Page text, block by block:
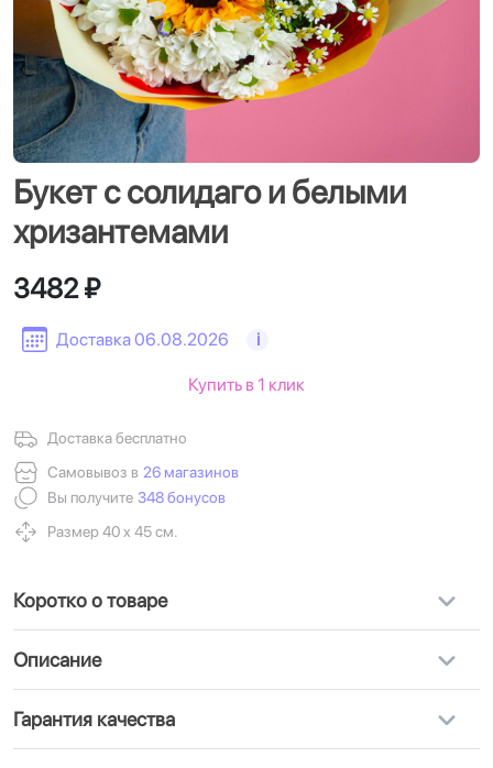
Букет с солидаго и белыми
хризантемами
Доставка 06.08.2026 i
3482 ₽
Доставка бесплатно
Самовывоз в 26 магазинов
Вы получите 348 бонусов
Размер 40 х 45 см.
Купить в 1 клик
Коротко о товаре
Описание
Гарантия качества